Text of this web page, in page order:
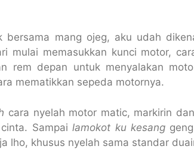
bersama mang ojeg, aku udah
mulai memasukkan kunci motor,
rem depan untuk menyalakan
mematikkan sepeda motornya.
cara nyelah motor matic, markirin
cinta. Sampailamokot ku kesang
lho, khusus nyelah sama standar